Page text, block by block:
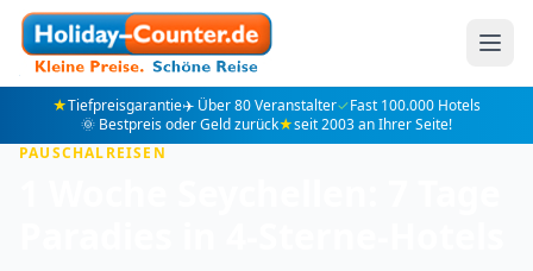
★Tiefpreisgarantie✈️ Über 80 Veranstalter✓Fast 100.000 Hotels
🌞 Bestpreis oder Geld zurück★seit 2003 an Ihrer Seite!
PAUSCHALREISEN